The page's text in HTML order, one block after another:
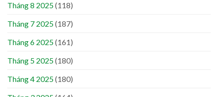
Tháng 8 2025(118)
Tháng 7 2025(187)
Tháng 6 2025(161)
Tháng 5 2025(180)
Tháng 4 2025(180)